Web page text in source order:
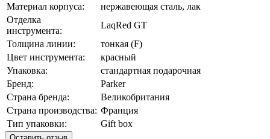
Материал корпуса:
нержавеющая сталь, лак
Отделка
инструмента:
LaqRed GT
Толщина линии:
тонкая (F)
Цвет инструмента:
красный
Упаковка:
стандартная подарочная
Бренд:
Parker
Страна бренда:
Великобритания
Страна производства: Франция
Тип упаковки:
Gift box